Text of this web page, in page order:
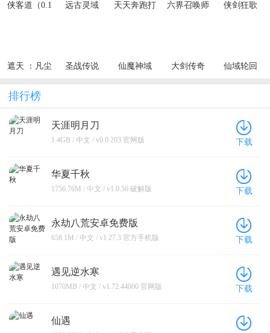
侠客道（0.1
远古灵域
天天奔跑打
六界召唤师
侠剑狂歌
遮天 ：凡尘
圣战传说
仙魔神域
大剑传奇
仙域轮回
排行榜
天涯明月刀
1.4GB / 中文 / v0.0.203 官网版 下载
华夏千秋
1756.76M / 中文 / v1.0.56 破解版 下载
永劫八荒安卓免费版
658.1M / 中文 / v1.27.3 官方手机版 下载
遇见逆水寒
1070MB / 中文 / v1.72.44000 官网版 下载
仙遇